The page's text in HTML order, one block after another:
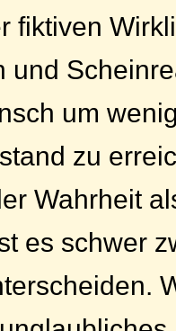
fiktiven
und
um
zu
Wahrheit
es schwer